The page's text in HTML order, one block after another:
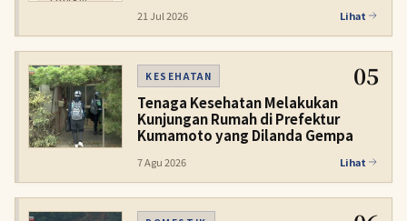
21 Jul 2026 Lihat
KESEHATAN 05
Tenaga Kesehatan Melakukan
Kunjungan Rumah di Prefektur
Kumamoto yang Dilanda Gempa
7 Agu 2026 Lihat